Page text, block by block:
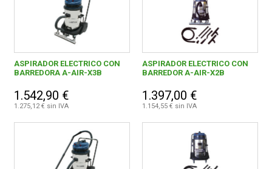
ASPIRADOR ELECTRICO CON
BARREDORA A-AIR-X3B
1.542,90 €
1.275,12 € sin IVA
ASPIRADOR ELECTRICO CON
BARREDOR A-AIR-X2B
1.397,00 €
1.154,55 € sin IVA